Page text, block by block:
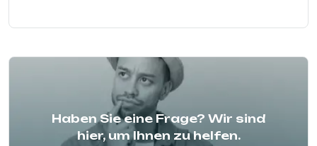
Haben Sie eine Frage? Wir sind
hier, um Ihnen zu helfen.